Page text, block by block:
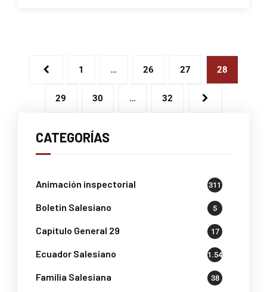
1 … 26 27 28
29 30 … 32
CATEGORÍAS
Animación inspectorial 311
Boletin Salesiano 5
Capítulo General 29 17
Ecuador Salesiano 1.541
Familia Salesiana 38